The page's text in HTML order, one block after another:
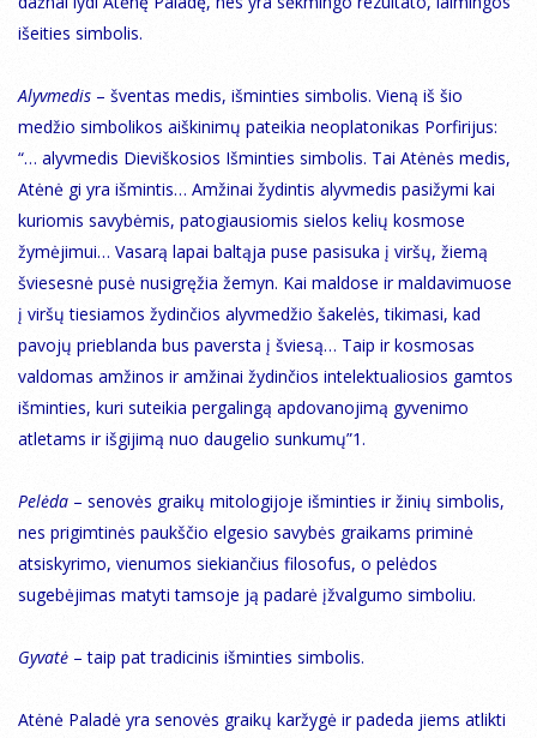
išeities simbolis.
Alyvmedis – šventas medis, išminties simbolis. Vieną iš šio
medžio simbolikos aiškinimų pateikia neoplatonikas Porfirijus:
“… alyvmedis Dieviškosios Išminties simbolis. Tai Atėnės medis,
Atėnė gi yra išmintis… Amžinai žydintis alyvmedis pasižymi kai
kuriomis savybėmis, patogiausiomis sielos kelių kosmose
žymėjimui… Vasarą lapai baltąja puse pasisuka į viršų, žiemą
šviesesnė pusė nusigręžia žemyn. Kai maldose ir maldavimuose
į viršų tiesiamos žydinčios alyvmedžio šakelės, tikimasi, kad
pavojų prieblanda bus paversta į šviesą… Taip ir kosmosas
valdomas amžinos ir amžinai žydinčios intelektualiosios gamtos
išminties, kuri suteikia pergalingą apdovanojimą gyvenimo
atletams ir išgijimą nuo daugelio sunkumų”1.
Pelėda – senovės graikų mitologijoje išminties ir žinių simbolis,
nes prigimtinės paukščio elgesio savybės graikams priminė
atsiskyrimo, vienumos siekiančius filosofus, o pelėdos
sugebėjimas matyti tamsoje ją padarė įžvalgumo simboliu.
Gyvatė – taip pat tradicinis išminties simbolis.
Atėnė Paladė yra senovės graikų karžygė ir padeda jiems atlikti